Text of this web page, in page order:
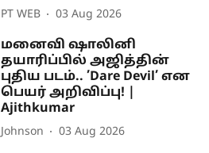
PT WEB 03 Aug 2026
மனைவி ஷாலினி
தயாரிப்பில் அஜித்தின்
புதிய படம்.. ’Dare Devil’ என
பெயர் அறிவிப்பு! |
Ajithkumar
Johnson 03 Aug 2026